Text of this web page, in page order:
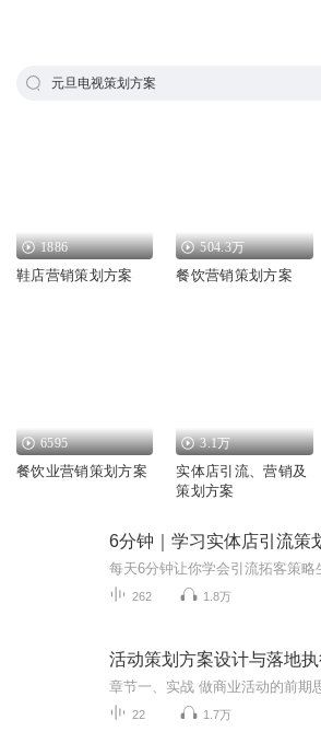
元旦电视策划方案
1886
鞋店营销策划方案
504.3万
餐饮营销策划方案
6595
餐饮业营销策划方案
3.1万
实体店引流、营销及
策划方案
6分钟｜学习实体店引流策
262 1.8万
活动策划方案设计与落地
22 1.7万